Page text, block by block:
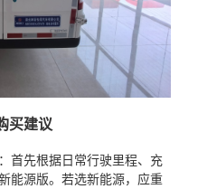
买建议
首先根据日常行驶里程、充
能源版。若选新能源，应重